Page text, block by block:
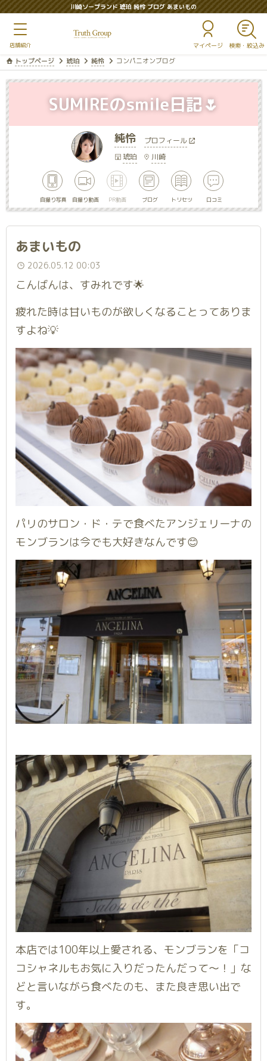
川崎ソープランド 琥珀 純怜 ブログ あまいもの
マイページ
トップページ 琥珀 純怜 コンパニオンブログ
純怜
プロフィール
琥珀
川崎
自撮り写真 自撮り動画 PR動画 ブログ トリセツ 口コミ
SUMIREのsmile日記🌷
あまいもの
2026.05.12 00:03
こんばんは、すみれです🌟
疲れた時は甘いものが欲しくなることってありま
すよね💡
パリのサロン・ド・テで食べたアンジェリーナの
モンブランは今でも大好きなんです😊
本店では100年以上愛される、モンブランを「コ
コシャネルもお気に入りだったんだって〜！ 」な
どと言いながら食べたのも、また良き思い出で
す。